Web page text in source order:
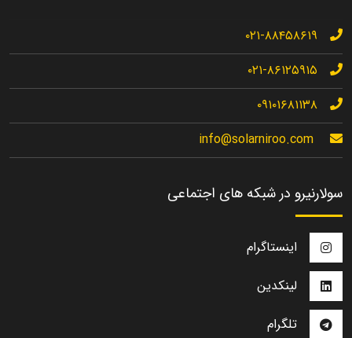
۰۲۱-۸۸۴۵۸۶۱۹
۰۲۱-۸۶۱۲۵۹۱۵
۰۹۱۰۱۶۸۱۱۳۸
info@solarniroo.com
سولارنیرو در شبکه های اجتماعی
اینستاگرام
لینکدین
تلگرام